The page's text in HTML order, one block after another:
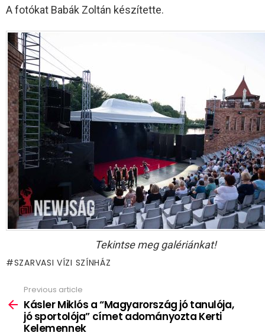
A fotókat Babák Zoltán készítette.
Tekintse meg galériánkat!
SZARVASI VÍZI SZÍNHÁZ
more
Previous article
Kásler Miklós a “Magyarország jó tanulója,
jó sportolója” címet adományozta Kerti
Kelemennek